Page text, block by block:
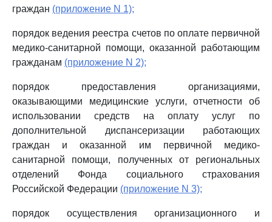
граждан (приложение N 1);
порядок ведения реестра счетов по оплате первичной
медико-санитарной помощи, оказанной работающим
гражданам (приложение N 2);
порядок предоставления организациями,
оказывающими медицинские услуги, отчетности об
использовании средств на оплату услуг по
дополнительной диспансеризации работающих
граждан и оказанной им первичной медико-
санитарной помощи, полученных от региональных
отделений Фонда социального страхования
Российской Федерации (приложение N 3);
порядок осуществления организационного и